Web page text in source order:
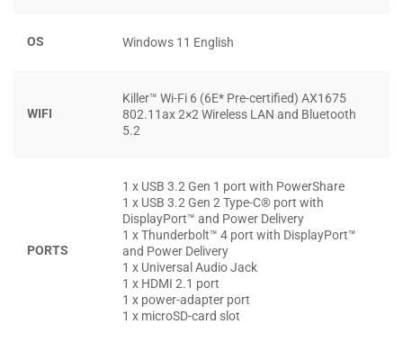
dùng hiện đại.
Alienware X15 R2 (2022)
và sắc nét. Máy cung cấp hai tùy chọn độ phân giải gồm
Full HD (1920 x 1080)vàQHD (2560 x 1440), hỗ trợ
màu 100% sRGB
và100% DCI-P3, đáp ứng tốt nhu cầu của
cả game thủ chuyên nghiệp lẫn người làm việc sáng tạo
cần độ chính xác màu cao.
OS Windows 11 English
WIFI
Killer™ Wi-Fi 6 (6E* Pre-certified) AX1675
802.11ax 2×2 Wireless LAN and Bluetooth
5.2
PORTS
1 x USB 3.2 Gen 1 port with PowerShare
1 x USB 3.2 Gen 2 Type-C® port with
DisplayPort™ and Power Delivery
1 x Thunderbolt™ 4 port with DisplayPort™
and Power Delivery
1 x Universal Audio Jack
1 x HDMI 2.1 port
1 x power-adapter port
1 x microSD-card slot